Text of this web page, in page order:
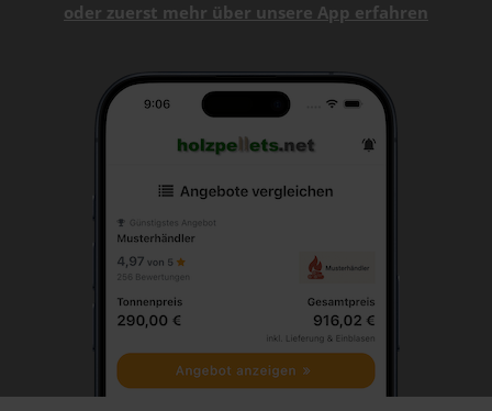
oder zuerst mehr über unsere App erfahren